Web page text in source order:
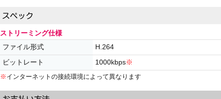
ストリーミング仕様
ファイル形式 H.264
ビットレート 1000kbps※
※ インターネットの接続環境によって異なります